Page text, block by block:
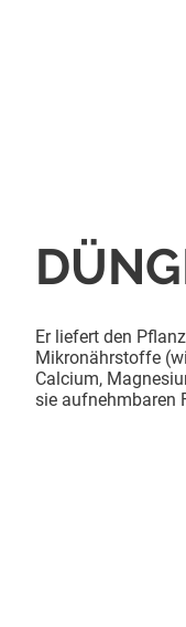
Er liefert den
Mikronährstoffe
Calcium,
sie aufnehmbaren